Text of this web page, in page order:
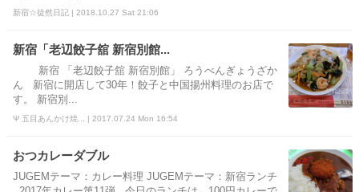
新宿☆徒然日記 | 2018.10.27 Sat 21:06
新宿「老辺餃子舘 新宿別館...
新宿 「老辺餃子舘 新宿別館」 ろうべんぎょうざか
ん 新宿に開店して30年！餃子と中国揚州料理のお店で
す。 新宿別...
Ψ 五目あんかけ焼... | 2017.07.24 Mon 16:54
おつカレーダブル
JUGEMテーマ：カレー料理 JUGEMテーマ：新宿ランチ